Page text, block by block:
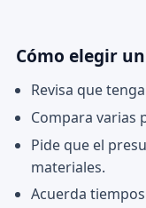
Cómo elegir
Revisa que
Compara varias
Pide que el
materiales.
Acuerda